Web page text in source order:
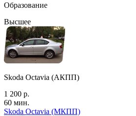
Образование
Высшее
Skoda Octavia (АКПП)
1 200 р.
60 мин.
Skoda Octavia (МКПП)